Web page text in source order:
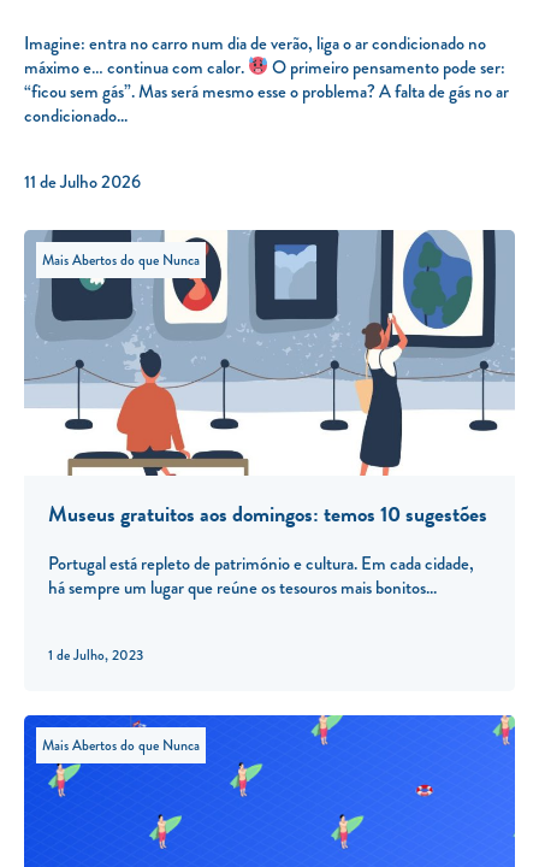
Imagine: entra no carro num dia de verão, liga o ar condicionado no
máximo e… continua com calor.
O primeiro pensamento pode ser:
“ficou sem gás”. Mas será mesmo esse o problema? A falta de gás no ar
condicionado...
11 de Julho 2026
Mais Abertos do que Nunca
Museus gratuitos aos domingos: temos 10 sugestões
Portugal está repleto de património e cultura. Em cada cidade,
há sempre um lugar que reúne os tesouros mais bonitos
1 de Julho, 2023
Mais Abertos do que Nunca